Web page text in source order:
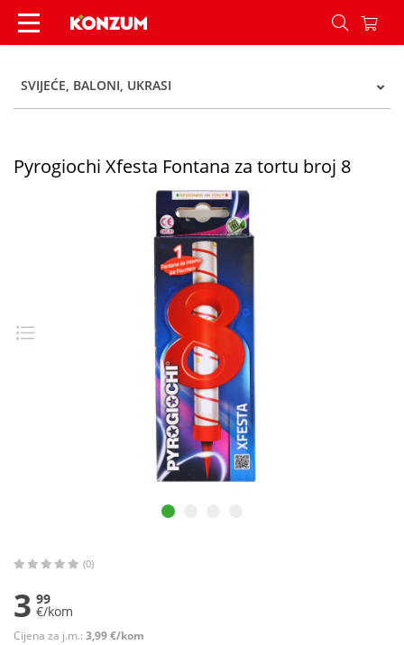
Pyrogiochi Xfesta Fontana za tortu broj 8 -
SVIJEĆE, BALONI, UKRASI
Pyrogiochi Xfesta Fontana za tortu broj 8
(0)
3 99
€/kom
Cijena za j.m.: 3,99 €/kom